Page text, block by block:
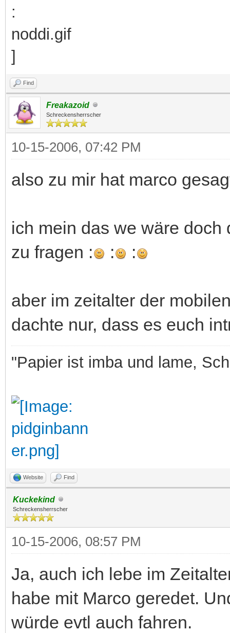
Find
Freakazoid
Schreckensherrscher
10-15-2006, 07:42 PM
also zu mir hat marco
ich mein das we wäre
zu fragen :
: :
aber im zeitalter der
dachte nur, dass es euch
"Papier ist imba und lame,
Website Find
Kuckekind
Schreckensherrscher
10-15-2006, 08:57 PM
Ja, auch ich lebe im
habe mit Marco geredet.
würde evtl auch fahren.